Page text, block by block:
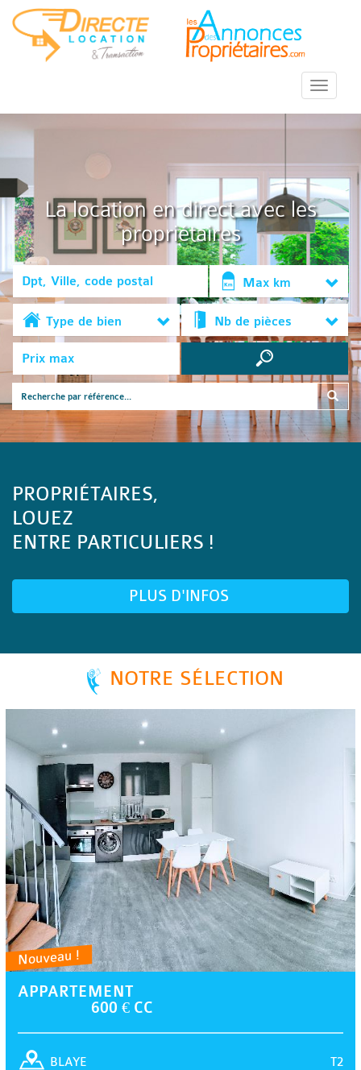
::Menu::
La location en direct avec les
propriétaires
Max km
Type de bien Nb de pièces
PROPRIÉTAIRES,
LOUEZ
ENTRE PARTICULIERS !
PLUS D'INFOS
NOTRE SÉLECTION
Nouveau !
APPARTEMENT
600 € CC
T2
BLAYE